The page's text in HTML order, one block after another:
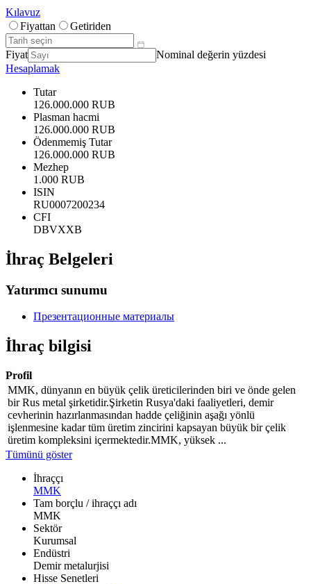
Kılavuz
Fiyattan
Getiriden
Fiyat
Nominal değerin yüzdesi
Hesaplamak
Tutar
126.000.000 RUB
Plasman hacmi
126.000.000 RUB
Ödenmemiş Tutar
126.000.000 RUB
Mezhep
1.000 RUB
ISIN
RU0007200234
CFI
DBVXXB
İhraç Belgeleri
Yatırımcı sunumu
Презентационные материалы
İhraç bilgisi
Profil
MMK, dünyanın en büyük çelik üreticilerinden biri ve önde gelen
bir Rus metal şirketidir.Şirketin Rusya'daki faaliyetleri, demir
cevherinin hazırlanmasından hadde çeliğinin aşağı yönlü
işlenmesine kadar tüm üretim zincirini kapsayan büyük bir çelik
üretim kompleksini içermektedir.MMK, yüksek ...
Tümünü göster
İhraççı
MMK
Tam borçlu / ihraççı adı
MMK
Sektör
Kurumsal
Endüstri
Demir metalurjisi
Hisse Senetleri